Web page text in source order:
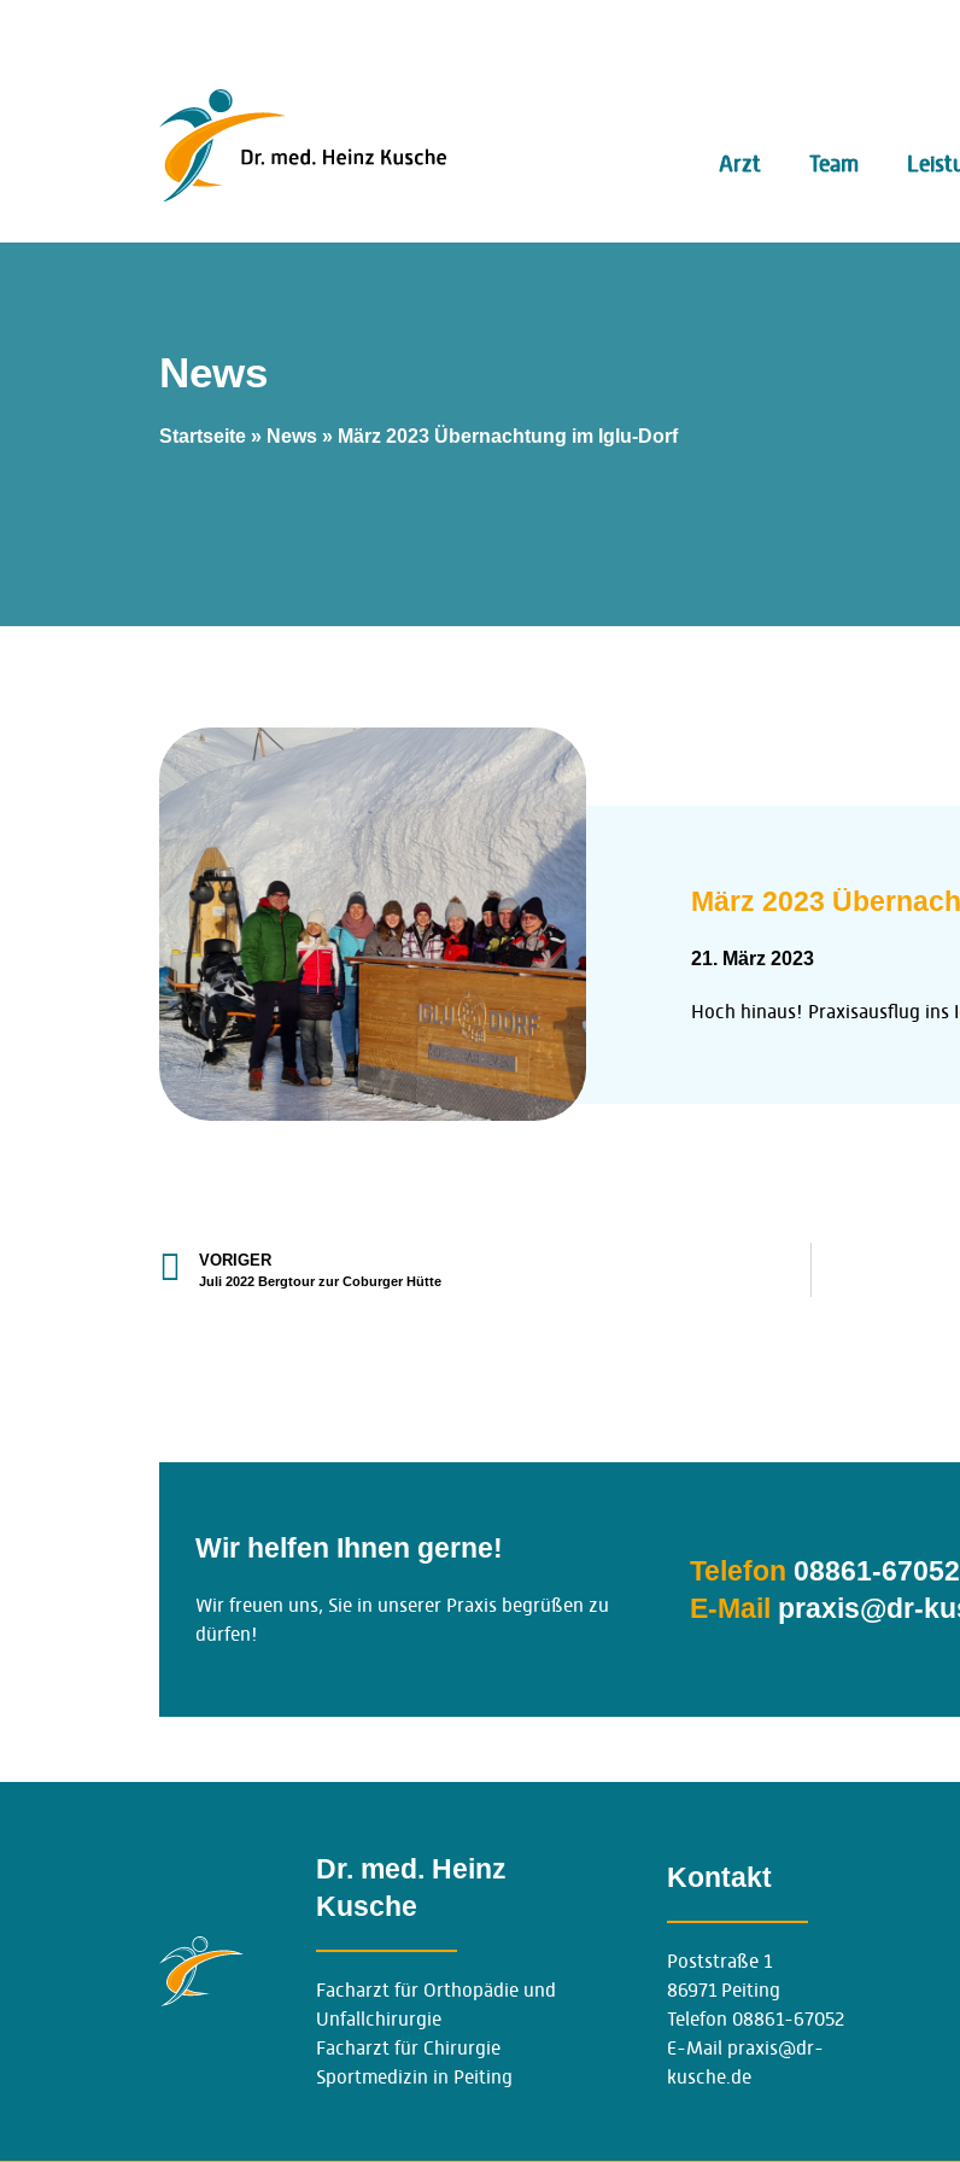
Arzt Team
News
Startseite » News » März 2023 Übernachtung im Iglu-Dorf
März 2023
21. März 2023
Hoch hinaus! Praxisausflug
VORIGER
Juli 2022 Bergtour zur Coburger Hütte
Wir helfen Ihnen gerne!
Wir freuen uns, Sie in unserer Praxis begrüßen zu
dürfen!
Telefon 08861-67052
E-Mail praxis@dr-
Dr. med. Heinz
Kusche
Facharzt für Orthopädie und
Unfallchirurgie
Facharzt für Chirurgie
Sportmedizin in Peiting
Kontakt
Poststraße 1
86971 Peiting
Telefon 08861-67052
E-Mail praxis@dr-
kusche.de